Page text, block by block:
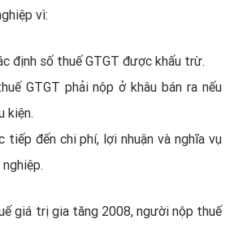
vì:
định số thuế GTGT được khấu trừ.
GTGT phải nộp ở khâu bán ra nếu
kiện.
tiếp đến chi phí, lợi nhuận và nghĩa vụ
giá trị gia tăng 2008, người nộp thuế